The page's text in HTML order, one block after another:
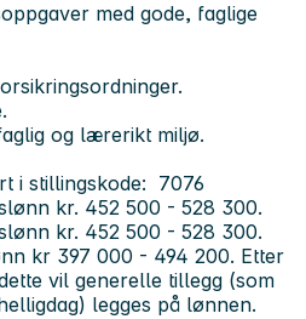
med gode, faglige
og lærerikt miljø.
i stillingskode: 7076
kr. 452 500 - 528 300.
kr. 452 500 - 528 300.
kr 397 000 - 494 200. Etter
vil generelle tillegg (som
legges på lønnen.